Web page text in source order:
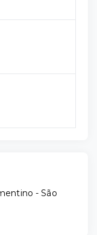
- São